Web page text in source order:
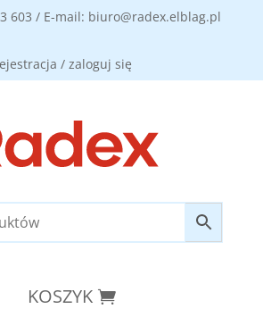
603 / E-mail: biuro@radex.elblag.pl
/ zaloguj się
KOSZYK